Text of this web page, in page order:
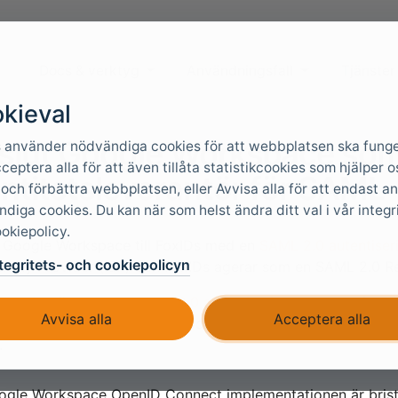
Google Workspace
för SAML
Google Workspace till FoxIDs med en
Provider (IdP) och FoxIDs agerar som en SAML 2.0
att konfigurera enSAML 2.0 autentiseringsmetodoch en
SAML 2.0 och OpenID Connect och konverterar
använder nödvändiga cookies för att webbplatsen ska
alla för att även tillåta statistikcookies som hjälper
förbättra webbplatsen, eller Avvisa alla för att endast
cookies. Du kan när som helst ändra ditt val i vår
och cookiepolicyn
Avvisa alla Acceptera alla